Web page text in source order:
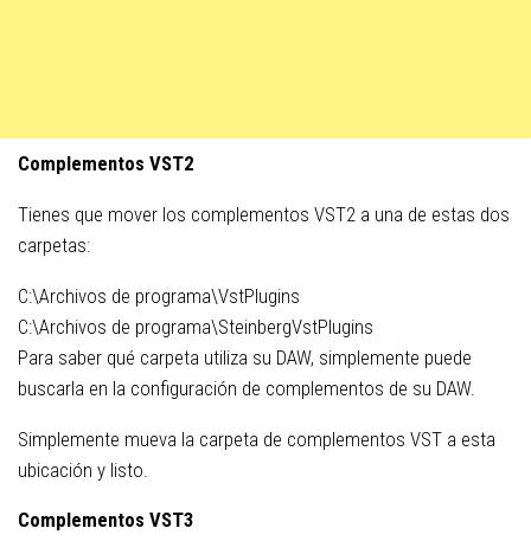
Complementos VST2
Tienes que mover los complementos VST2 a una de estas dos
carpetas:
C:\Archivos de programa\VstPlugins
C:\Archivos de programa\SteinbergVstPlugins
Para saber qué carpeta utiliza su DAW, simplemente puede
buscarla en la configuración de complementos de su DAW.
Simplemente mueva la carpeta de complementos VST a esta
ubicación y listo.
Complementos VST3